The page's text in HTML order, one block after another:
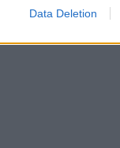
Data Deletion